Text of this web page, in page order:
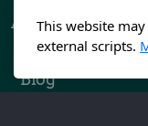
Achtsam. Leben.
Inspirationen
Blog
This website
external scripts.